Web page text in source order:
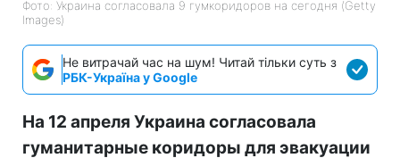
Фото: Украина согласовала 9 гумкоридоров на сегодня (Getty
Images)
Не витрачай час на шум! Читай тільки суть з
РБК-Україна у Google
На 12 апреля Украина согласовала
гуманитарные коридоры для эвакуации